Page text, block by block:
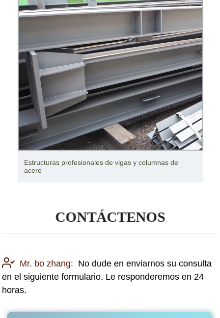
Estructuras profesionales de vigas y columnas de
acero
CONTÁCTENOS
Mr. bo zhang: No dude en enviarnos su consulta
en el siguiente formulario. Le responderemos en 24
horas.